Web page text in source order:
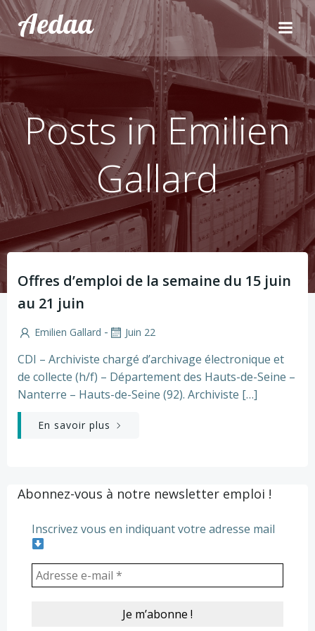
Aller
au
contenu
Aedaa
Posts inEmilien
Gallard
Offres d’emploi de la semaine du 15 juin
au 21 juin
Emilien Gallard - Juin 22
CDI – Archiviste chargé d’archivage électronique et
de collecte (h/f) – Département des Hauts-de-Seine –
Nanterre – Hauts-de-Seine (92). Archiviste […]
En savoir plus
Abonnez-vous à notre newsletter emploi !
Inscrivez vous en indiquant votre adresse mail